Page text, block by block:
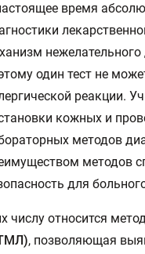
время
один тест не
реакции.
кожных и
методов
методов
для
числу относится
, позволяющая